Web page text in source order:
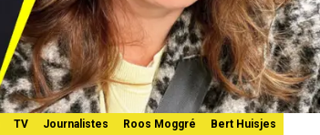
TV Journalistes Roos Moggré Bert Huisjes